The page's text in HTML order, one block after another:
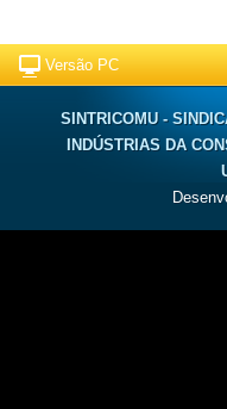
Versão PC
SINTRICOMU -
INDÚSTRIAS DA